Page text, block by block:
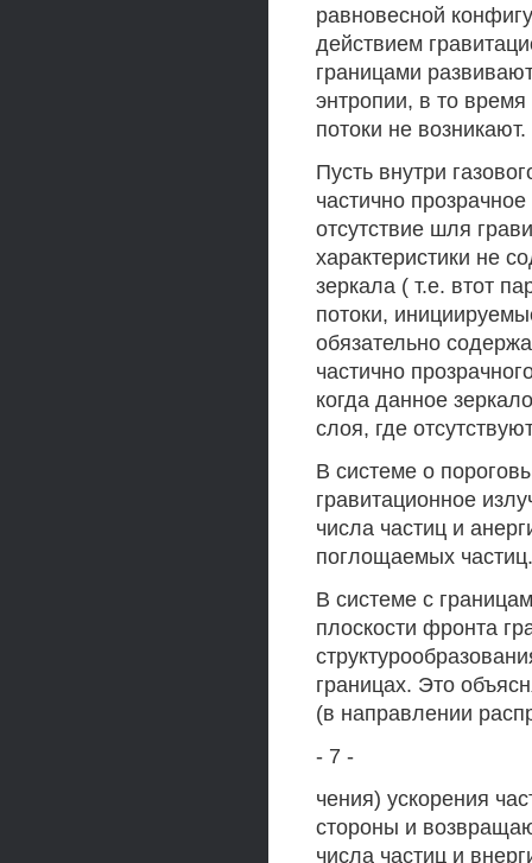
равновесной
действием
границами
энтропии, в то
потоки не возникают.
Пусть внутри
частично
отсутствие шля
характеристики не
зеркала ( т.е. втот
потоки,
обязательно
частично
когда данное
слоя, где
В системе о
гравитационное
числа частиц и
поглощаемых частиц.
В системе с
плоскости фронта
границах. Это
(в направлении
- 7 -
чения) ускорения
стороны и
числа частиц и